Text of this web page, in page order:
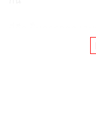
หลังจากก่อนหน้านี้เ
Beach โดยความร่